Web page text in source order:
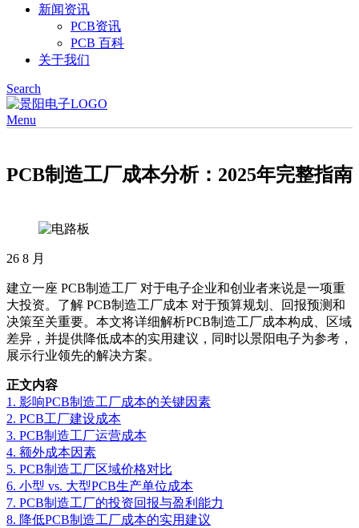
新闻资讯
PCB资讯
PCB 百科
关于我们
Search
Menu
PCB制造工厂成本分析：2025年完整指南
26 8 月
建立一座 PCB制造工厂 对于电子企业和创业者来说是一项重
大投资。了解 PCB制造工厂成本 对于预算规划、回报预测和
决策至关重要。本文将详细解析PCB制造工厂成本构成、区域
差异，并提供降低成本的实用建议，同时以景阳电子为参考，
展示行业领先的解决方案。
正文内容
1. 影响PCB制造工厂成本的关键因素
2. PCB工厂建设成本
3. PCB制造工厂运营成本
4. 额外成本因素
5. PCB制造工厂区域价格对比
6. 小型 vs. 大型PCB生产单位成本
7. PCB制造工厂的投资回报与盈利能力
8. 降低PCB制造工厂成本的实用建议